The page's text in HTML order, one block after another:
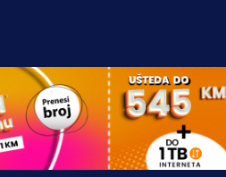
u Evropskoj ligi!